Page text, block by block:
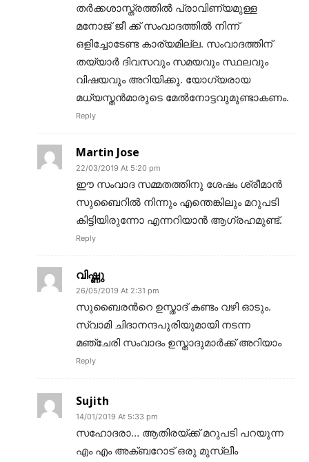
തർക്കശാസ്ത്രത്തിൽ പ്രാവിണ്യമുള്ള
മനോജ് ജീ ക്ക് സംവാദത്തിൽ നിന്ന്
ഒളിച്ചോടേണ്ട കാര്യമില്ല. സംവാദത്തിന്
തയ്യാർ ദിവസവും സമയവും സ്ഥലവും
വിഷയവും അറിയിക്കൂ. യോഗ്യരായ
മധ്യസ്തൻമാരുടെ മേൽനോട്ടവുമുണ്ടാകണം.
Reply
Martin Jose
22/03/2019 At 5:20 pm
ഈ സംവാദ സമ്മതത്തിനു ശേഷം ശ്രീമാൻ
സുബൈറിൽ നിന്നും എന്തെങ്കിലും മറുപടി
കിട്ടിയിരുന്നോ എന്നറിയാൻ ആഗ്രഹമുണ്ട്.
Reply
വിഷ്ണു
26/05/2019 At 2:31 pm
സുബൈരന്‍റെ ഉസ്താദ് കണ്ടം വഴി ഓടും.
സ്വാമി ചിദാനന്ദപുരിയുമായി നടന്ന
മഞ്ചേരി സംവാദം ഉസ്താദുമാര്‍ക്ക് അറിയാം
Reply
Sujith
14/01/2019 At 5:33 pm
സഹോദരാ… ആതിരയ്ക്ക് മറുപടി പറയുന്ന
എം എം അക്ബറോട് ഒരു മുസ്ലീം